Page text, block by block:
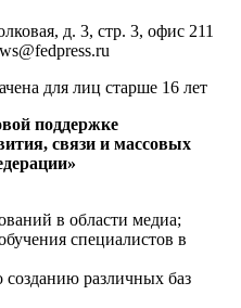
д. 3, стр. 3, офис 211
для лиц старше 16 лет
поддержке
связи и массовых
в области медиа;
специалистов в
созданию различных баз